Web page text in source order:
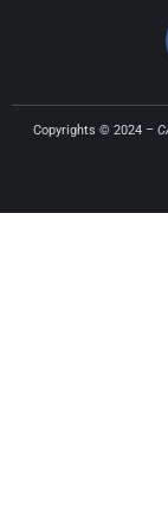
Copyrights © 2024 –